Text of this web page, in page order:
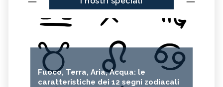
Fuoco, Terra, Aria, Acqua: le
caratteristiche dei 12 segni zodiacali